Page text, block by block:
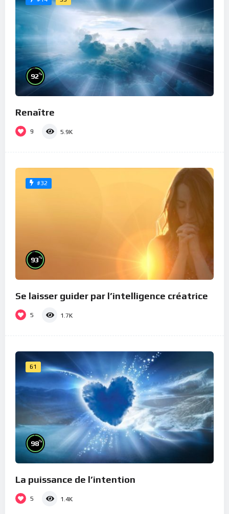
92%
Renaître
9 5.9K
#32
93%
Se laisser guider par l’intelligence créatrice
5 1.7K
61
98%
La puissance de l’intention
5 1.4K